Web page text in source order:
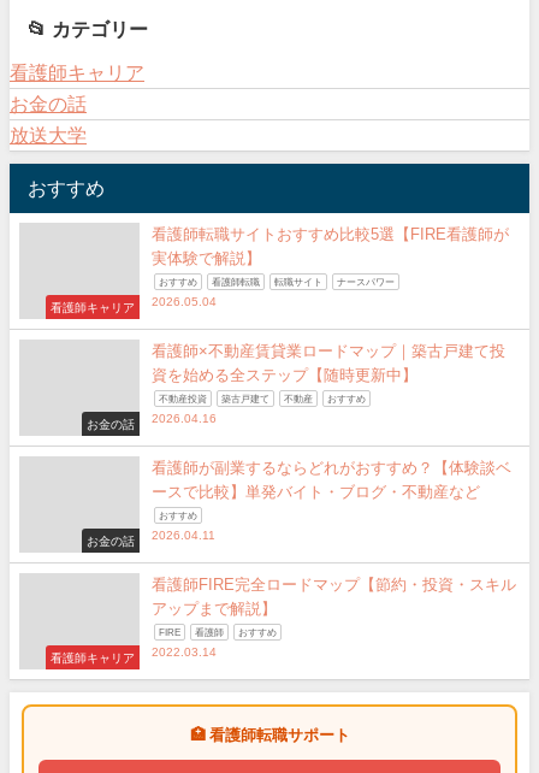
📂 カテゴリー
看護師キャリア
お金の話
放送大学
おすすめ
看護師キャリア
看護師転職サイトおすすめ比較5選【FIRE看護師が
実体験で解説】
おすすめ 看護師転職 転職サイト ナースパワー
2026.05.04
お金の話
看護師×不動産賃貸業ロードマップ｜築古戸建て投
資を始める全ステップ【随時更新中】
不動産投資 築古戸建て 不動産 おすすめ
2026.04.16
お金の話
看護師が副業するならどれがおすすめ？【体験談ベ
ースで比較】単発バイト・ブログ・不動産など
おすすめ
2026.04.11
看護師キャリア
看護師FIRE完全ロードマップ【節約・投資・スキル
アップまで解説】
FIRE 看護師 おすすめ
2022.03.14
🏥 看護師転職サポート